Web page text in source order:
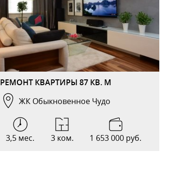
РЕМОНТ КВАРТИРЫ 87 КВ. М
ЖК Обыкновенное Чудо
3,5 мес. 3 ком. 1 653 000 руб.